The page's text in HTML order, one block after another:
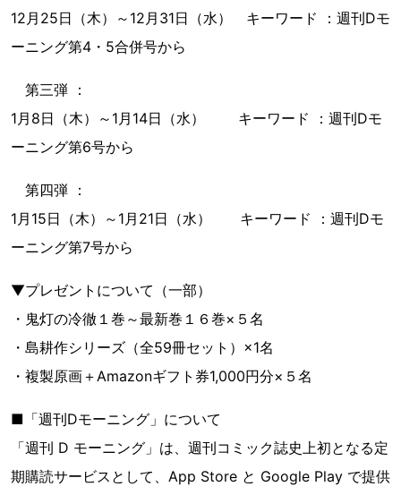
12月25日（木）～12月31日（水） キーワード ：週刊Dモ
ーニング第4・5合併号から
第三弾 ：
1月8日（木）～1月14日（水） キーワード ：週刊Dモ
ーニング第6号から
第四弾 ：
1月15日（木）～1月21日（水） キーワード ：週刊Dモ
ーニング第7号から
▼プレゼントについて（一部）
・鬼灯の冷徹１巻～最新巻１６巻×５名
・島耕作シリーズ（全59冊セット）×1名
・複製原画＋Amazonギフト券1,000円分×５名
■「週刊Dモーニング」について
「週刊 D モーニング」は、週刊コミック誌史上初となる定
期購読サービスとして、App Store と Google Play で提供